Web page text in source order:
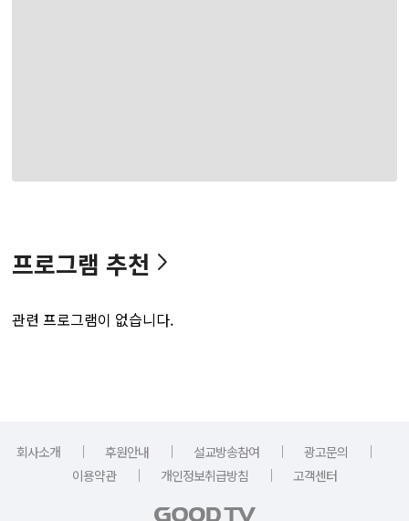
프로그램 추천
관련 프로그램이 없습니다.
회사소개 ｜ 후원안내 ｜ 설교방송참여 ｜ 광고문의
｜
이용약관
｜ 개인정보취급방침 ｜ 고객센터